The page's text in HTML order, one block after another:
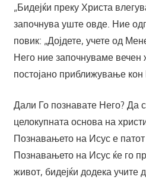
„Бидејќи преку Христа
започнува уште овде. Ние
повик: „Дојдете, учете од
Него ние започнуваме вечен
постојано приближување кон
Дали Го познавате Него? Да
целокупната основа на
Познавањето на Исус е
Познавањето на Исус ќе го
живот, бидејќи додека учите